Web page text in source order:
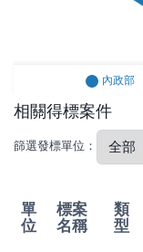
內政部
相關得標案件
篩選發標單位：
單
位
標案
名稱
類
型